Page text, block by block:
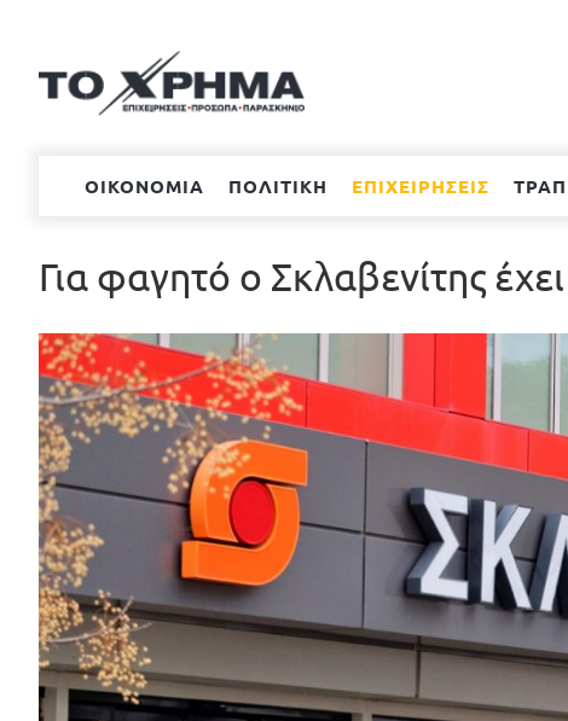
περιεχόμενο
ΟΙΚΟΝΟΜΙΑ ΠΟΛΙΤΙΚΗ ΕΠΙΧΕΙΡΗΣΕΙΣ
Για φαγητό o Σκλαβενίτης
Προβολή
μεγαλύτερης
εικόνας